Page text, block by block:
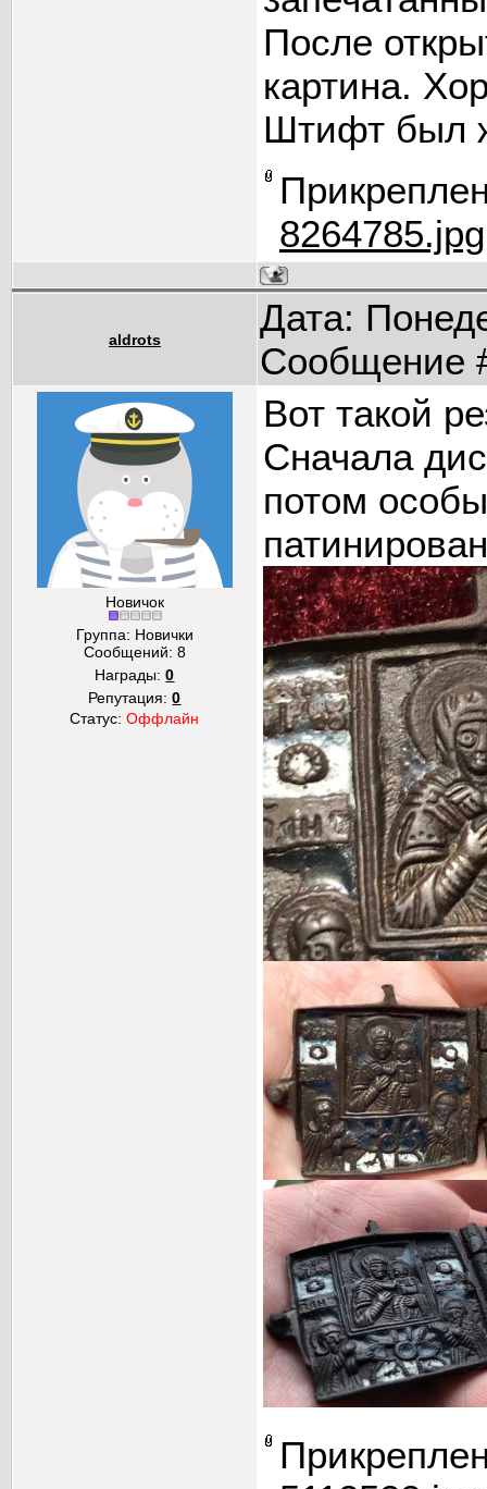
После
картина.
Штифт был
8264785.jpg
aldrots
Дата:
Сообщение
Новичок
Группа: Новички
Сообщений: 8
Награды:0
Репутация:0
Статус:Оффлайн
Вот такой
Сначала
потом